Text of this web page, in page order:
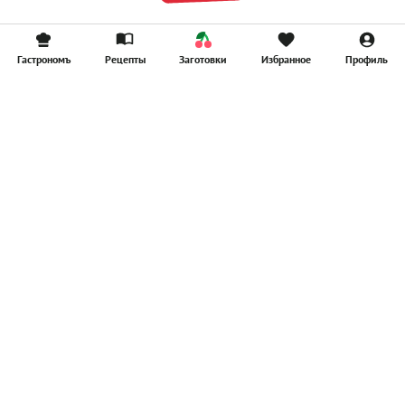
Гастрономъ Рецепты Заготовки Избранное Профиль